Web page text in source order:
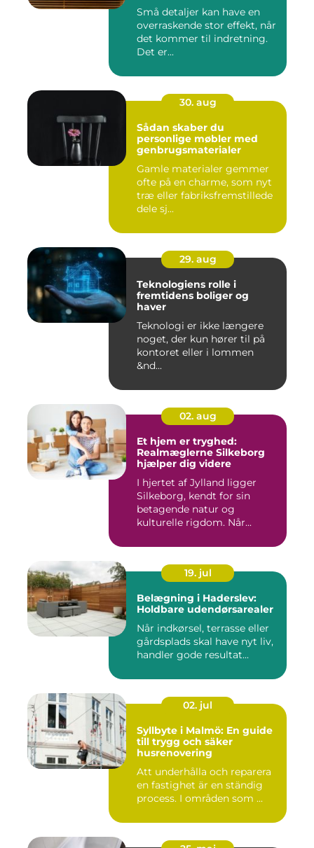
Små detaljer kan have en
overraskende stor effekt, når
det kommer til indretning.
Det er...
30. aug
Sådan skaber du
personlige møbler med
genbrugsmaterialer
Gamle materialer gemmer
ofte på en charme, som nyt
træ eller fabriksfremstillede
dele sj...
29. aug
Teknologiens rolle i
fremtidens boliger og
haver
Teknologi er ikke længere
noget, der kun hører til på
kontoret eller i lommen
&nd...
02. aug
Et hjem er tryghed:
Realmæglerne Silkeborg
hjælper dig videre
I hjertet af Jylland ligger
Silkeborg, kendt for sin
betagende natur og
kulturelle rigdom. Når...
19. jul
Belægning i Haderslev:
Holdbare udendørsarealer
Når indkørsel, terrasse eller
gårdsplads skal have nyt liv,
handler gode resultat...
02. jul
Syllbyte i Malmö: En guide
till trygg och säker
husrenovering
Att underhålla och reparera
en fastighet är en ständig
process. I områden som ...